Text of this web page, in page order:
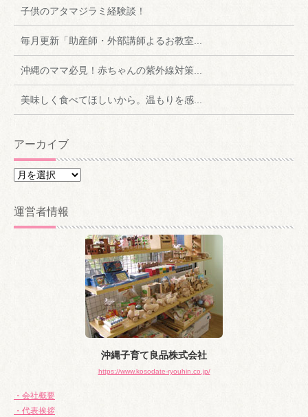
子供のアタマジラミ経験談！
毎月更新「助産師・外部講師よるお教室...
沖縄のママ必見！赤ちゃんの紫外線対策...
美味しく食べてほしいから。温もりを感...
アーカイブ
ア
カ
イ
運営者情報
沖縄子育て良品株式会社
https://www.kosodate-ryouhin.co.jp/
・会社概要
・代表挨拶